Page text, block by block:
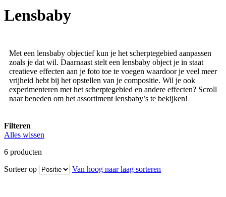
Lensbaby
Met een lensbaby objectief kun je het scherptegebied aanpassen
zoals je dat wil. Daarnaast stelt een lensbaby object je in staat
creatieve effecten aan je foto toe te voegen waardoor je veel meer
vrijheid hebt bij het opstellen van je compositie. Wil je ook
experimenteren met het scherptegebied en andere effecten? Scroll
naar beneden om het assortiment lensbaby’s te bekijken!
Filteren
Alles wissen
6 producten
Sorteer op
Van hoog naar laag sorteren